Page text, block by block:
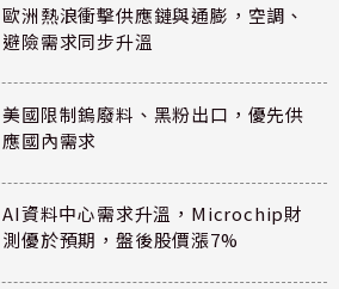
歐洲熱浪衝擊供應鏈與通膨，空調、
避險需求同步升溫
美國限制鎢廢料、黑粉出口，優先供
應國內需求
AI資料中心需求升溫，Microchip財
測優於預期，盤後股價漲7%